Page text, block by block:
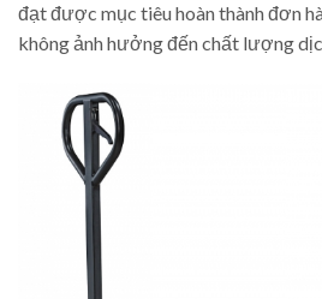
đạt được mục tiêu hoàn thành đơn
không ảnh hưởng đến chất lượng